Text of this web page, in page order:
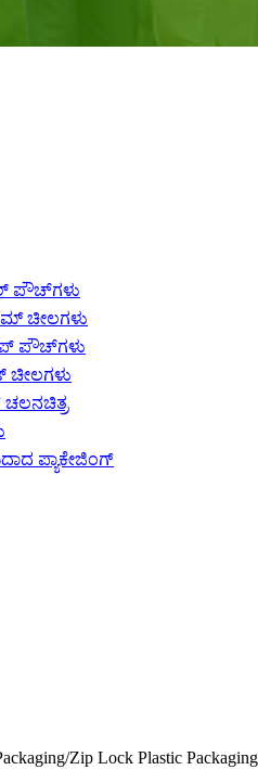
ಪೌಚ್‌ಗಳು
ಚೀಲಗಳು
ಪೌಚ್‌ಗಳು
ಚೀಲಗಳು
ಚಲನಚಿತ್ರ
ಪ್ಯಾಕೇಜಿಂಗ್